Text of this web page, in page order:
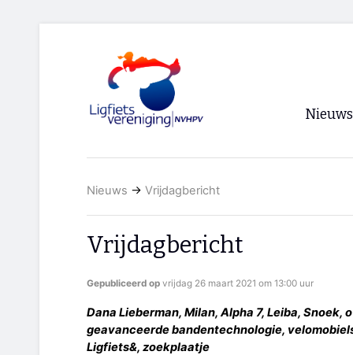
Nieuws
Nieuws → Vrijdagbericht
Vrijdagbericht
Gepubliceerd op vrijdag 26 maart 2021 om 13:00 uur
Dana Lieberman, Milan, Alpha 7, Leiba,
geavanceerde bandentechnologie,
Ligfiets&, zoekplaatje